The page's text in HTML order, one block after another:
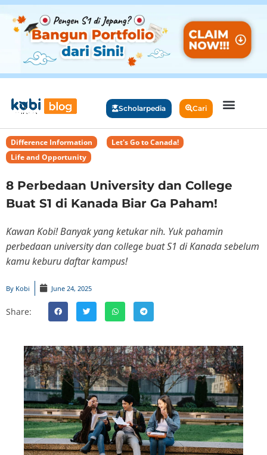
Scholarpedia Cari
Difference Information Let's Go to Canada!
Life and Opportunity
8 Perbedaan University dan College
Buat S1 di Kanada Biar Ga Paham!
Kawan Kobi! Banyak yang ketukar nih. Yuk pahamin
perbedaan university dan college buat S1 di Kanada sebelum
kamu keburu daftar kampus!
By Kobi June 24, 2025
Share: